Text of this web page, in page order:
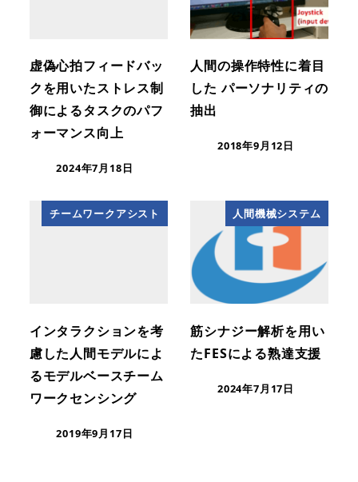
虚偽心拍フィードバッ
クを用いたストレス制
御によるタスクのパフ
ォーマンス向上
2024年7月18日
人間の操作特性に着目
した パーソナリティの
抽出
2018年9月12日
チームワークアシスト
インタラクションを考
慮した人間モデルによ
るモデルベースチーム
ワークセンシング
2019年9月17日
人間機械システム
筋シナジー解析を用い
たFESによる熟達支援
2024年7月17日